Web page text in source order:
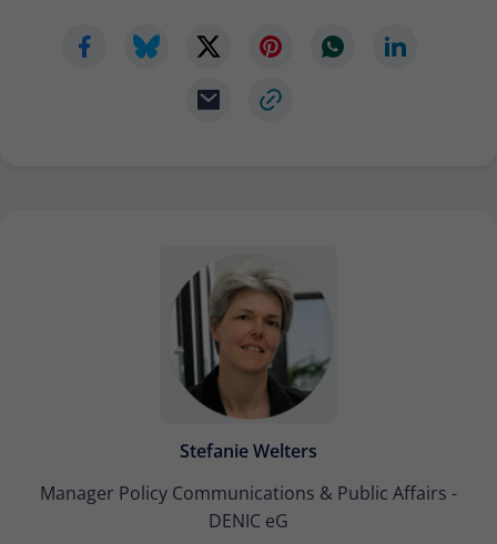
Stefanie Welters
Manager Policy Communications & Public Affairs -
DENIC eG